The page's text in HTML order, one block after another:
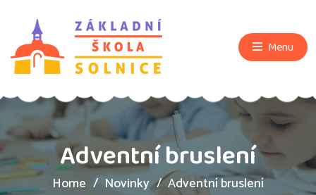
Menu
Adventní bruslení
Home Novinky Adventní bruslení